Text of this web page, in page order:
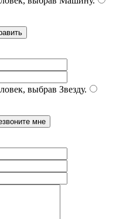
выбрав Звезду.